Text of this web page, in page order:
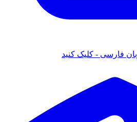
فارسی - کلیک کنید